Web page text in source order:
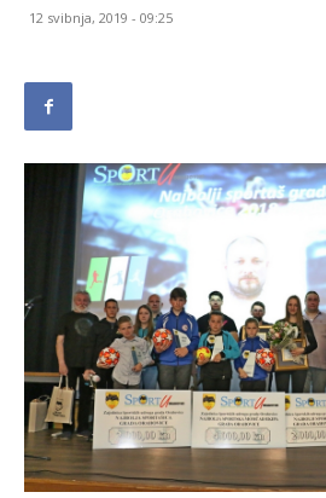
12 svibnja, 2019 - 09:25